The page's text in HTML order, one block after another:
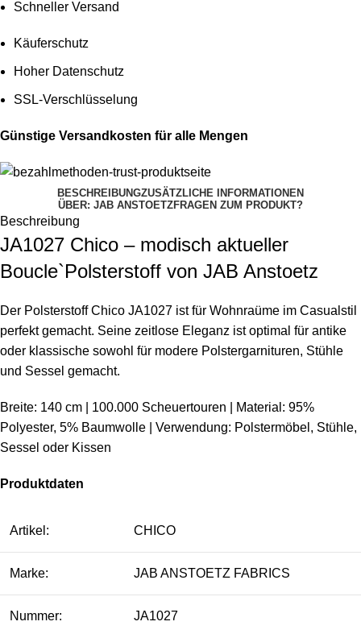
Schneller Versand
Käuferschutz
Hoher Datenschutz
SSL-Verschlüsselung
Günstige Versandkosten für alle Mengen
BESCHREIBUNGZUSÄTZLICHE INFORMATIONEN
ÜBER: JAB ANSTOETZFRAGEN ZUM PRODUKT?
Beschreibung
JA1027 Chico – modisch aktueller
Boucle`Polsterstoff von JAB Anstoetz
Der Polsterstoff Chico JA1027 ist für Wohnraüme im Casualstil
perfekt gemacht. Seine zeitlose Eleganz ist optimal für antike
oder klassische sowohl für modere Polstergarnituren, Stühle
und Sessel gemacht.
Breite: 140 cm | 100.000 Scheuertouren | Material: 95%
Polyester, 5% Baumwolle | Verwendung: Polstermöbel, Stühle,
Sessel oder Kissen
Produktdaten
Artikel: CHICO
Marke: JAB ANSTOETZ FABRICS
Nummer: JA1027